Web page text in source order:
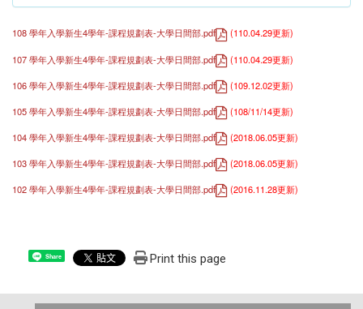
108 學年入學新生4學年-課程規劃表-大學日間部.pdf (110.04.29更新)
107 學年入學新生4學年-課程規劃表-大學日間部.pdf (110.04.29更新)
106 學年入學新生4學年-課程規劃表-大學日間部.pdf (109.12.02更新)
105 學年入學新生4學年-課程規劃表-大學日間部.pdf (108/11/14更新)
104 學年入學新生4學年-課程規劃表-大學日間部.pdf (2018.06.05更新)
103 學年入學新生4學年-課程規劃表-大學日間部.pdf (2018.06.05更新)
102 學年入學新生4學年-課程規劃表-大學日間部.pdf (2016.11.28更新)
Share Print this page